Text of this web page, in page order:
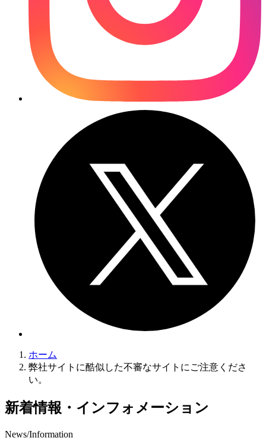
ホーム
弊社サイトに酷似した不審なサイトにご注意くださ
い。
新着情報・インフォメーション
News/Information